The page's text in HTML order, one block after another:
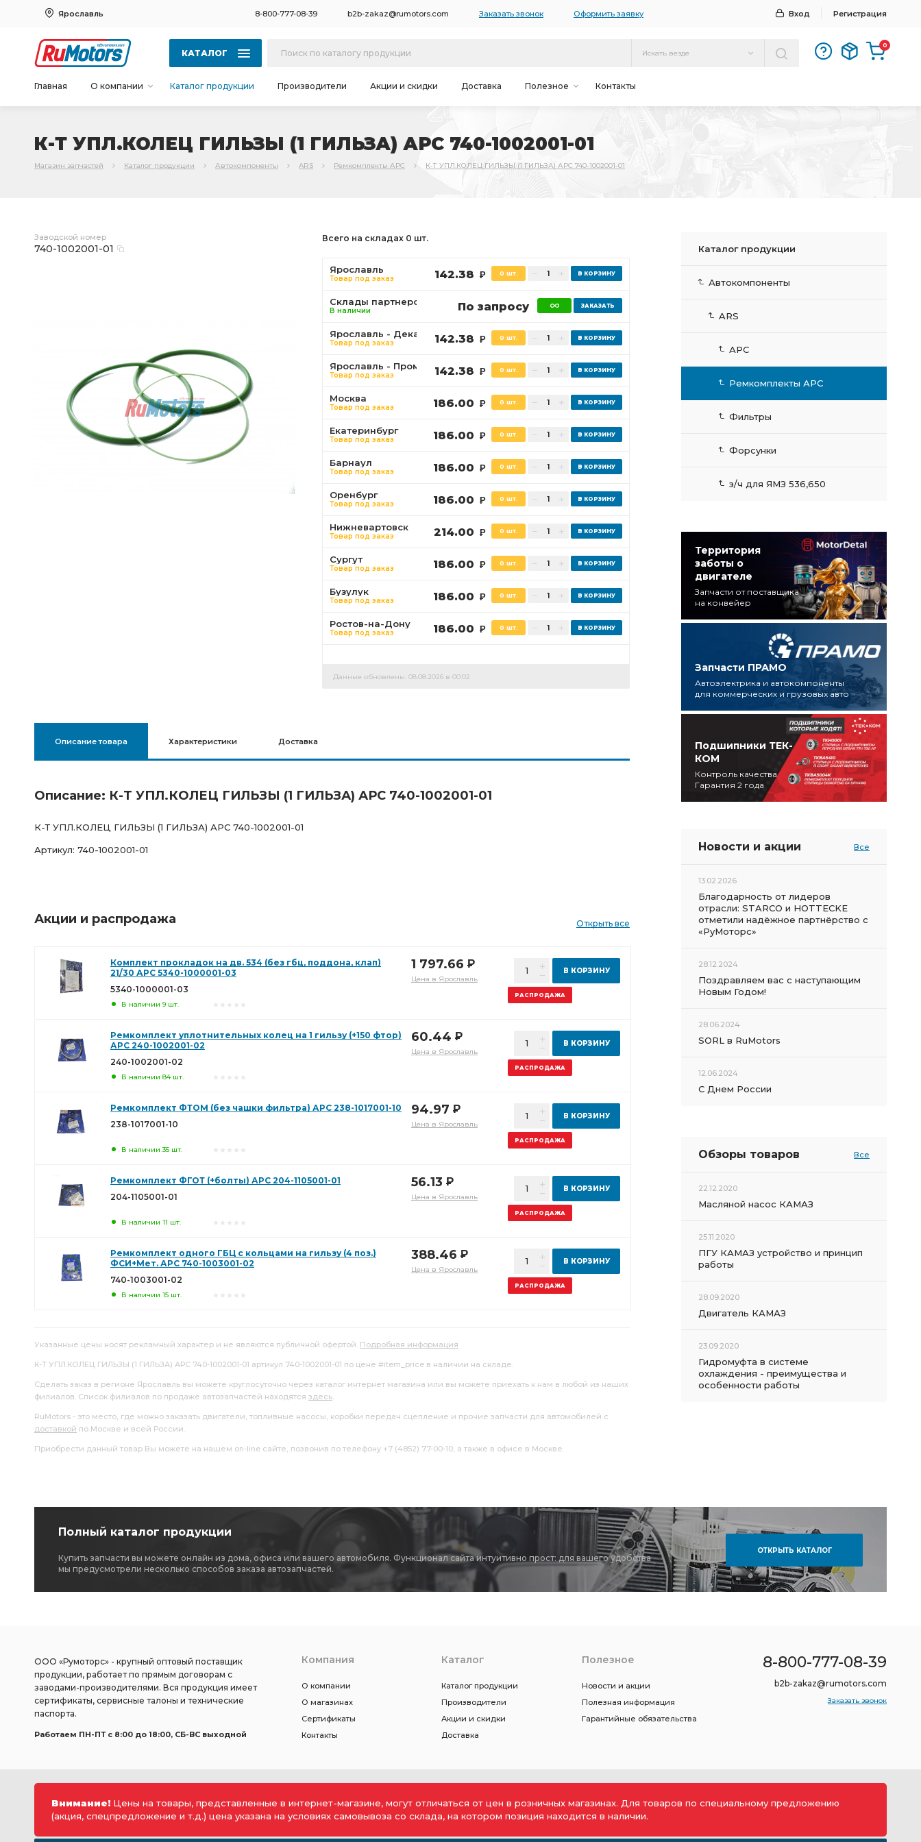
Ярославль 8-800-777-08-39 b2b-zakaz@rumotors.com Заказать звонок Оформить заявку Вход Регистрация
КАТАЛОГ Искать везде
0
Главная О компании Каталог продукции Производители Акции и скидки Доставка Полезное Контакты
К-Т УПЛ.КОЛЕЦ ГИЛЬЗЫ (1 ГИЛЬЗА) АРС 740-1002001-01
Магазин запчастей Каталог продукции Автокомпоненты ARS Ремкомплекты АРС К-Т УПЛ.КОЛЕЦ ГИЛЬЗЫ (1 ГИЛЬЗА) АРС 740-1002001-01
Заводской номер
740-1002001-01
Всего на складах 0 шт.
Ярославль
Товар под заказ 142.38 Р 0 шт.
Склады партнеров
В наличии По запросу
Ярославль - Декабристов
Товар под заказ 142.38 Р 0 шт.
Ярославль - Промышленная
Товар под заказ 142.38 Р 0 шт.
Москва
Товар под заказ 186.00 Р 0 шт.
Екатеринбург
Товар под заказ 186.00 Р 0 шт.
Барнаул
Товар под заказ 186.00 Р 0 шт.
Оренбург
Товар под заказ 186.00 Р 0 шт.
Нижневартовск
Товар под заказ 214.00 Р 0 шт.
Сургут
Товар под заказ 186.00 Р 0 шт.
Бузулук
Товар под заказ 186.00 Р 0 шт.
Ростов-на-Дону
Товар под заказ 186.00 Р 0 шт.
Данные обновлены: 08.08.2026 в 00:02
Описание товара Характеристики Доставка
Описание: К-Т УПЛ.КОЛЕЦ ГИЛЬЗЫ (1 ГИЛЬЗА) АРС 740-1002001-01
К-Т УПЛ.КОЛЕЦ ГИЛЬЗЫ (1 ГИЛЬЗА) АРС 740-1002001-01
Артикул: 740-1002001-01
Акции и распродажа Открыть все
РАСПРОДАЖА
Комплект прокладок на дв. 534 (без гбц, поддона, клап)
21/30 АРС 5340-1000001-03
5340-1000001-03
В наличии 9 шт.
Цена в Ярославль
1 797.66 Р
В КОРЗИНУ
РАСПРОДАЖА
Ремкомплект уплотнительных колец на 1 гильзу (+150 фтор)
АРС 240-1002001-02
240-1002001-02
В наличии 84 шт.
Цена в Ярославль
60.44 Р
В КОРЗИНУ
РАСПРОДАЖА
Ремкомплект ФТОМ (без чашки фильтра) АРС 238-1017001-10
238-1017001-10
В наличии 35 шт.
Цена в Ярославль
94.97 Р
В КОРЗИНУ
РАСПРОДАЖА
Ремкомплект ФГОТ (+болты) АРС 204-1105001-01
204-1105001-01
В наличии 11 шт.
Цена в Ярославль
56.13 Р
В КОРЗИНУ
РАСПРОДАЖА
Ремкомплект одного ГБЦ с кольцами на гильзу (4 поз.)
ФСИ+Мет. АРС 740-1003001-02
740-1003001-02
В наличии 15 шт.
Цена в Ярославль
388.46 Р
В КОРЗИНУ
Указанные цены носят рекламный характер и не являются публичной офертой. Подробная информация
К-Т УПЛ.КОЛЕЦ ГИЛЬЗЫ (1 ГИЛЬЗА) АРС 740-1002001-01 артикул 740-1002001-01 по цене #item_price в наличии на складе.
Сделать заказ в регионе Ярославль вы можете круглосуточно через каталог интернет магазина или вы можете приехать к нам в любой из наших
филиалов. Список филиалов по продаже автозапчастей находятся здесь.
RuMotors - это место, где можно заказать двигатели, топливные насосы, коробки передач сцепление и прочие запчасти для автомобилей с
доставкой по Москве и всей России.
Приобрести данный товар Вы можете на нашем on-line сайте, позвонив по телефону +7 (4852) 77-00-10, а также в офисе в Москве.
Каталог продукции
Автокомпоненты
ARS
АРС
Ремкомплекты АРС
Фильтры
Форсунки
з/ч для ЯМЗ 536,650
Территория
заботы о
двигателе
Запчасти от поставщика
на конвейер
Запчасти ПРАМО
Автоэлектрика и автокомпоненты
для коммерческих и грузовых авто
Подшипники ТЕК-
КОМ
Контроль качества
Гарантия 2 года
Новости и акции Все
13.02.2026
Благодарность от лидеров
отрасли: STARCO и HOTTECKE
отметили надёжное партнёрство с
«РуМоторс»
28.12.2024
Поздравляем вас с наступающим
Новым Годом!
28.06.2024
SORL в RuMotors
12.06.2024
С Днем России
Обзоры товаров Все
22.12.2020
Масляной насос КАМАЗ
25.11.2020
ПГУ КАМАЗ устройство и принцип
работы
28.09.2020
Двигатель КАМАЗ
23.09.2020
Гидромуфта в системе
охлаждения - преимущества и
особенности работы
Полный каталог продукции
Купить запчасти вы можете онлайн из дома, офиса или вашего автомобиля. Функционал сайта интуитивно прост: для вашего удобства
мы предусмотрели несколько способов заказа автозапчастей.
ОТКРЫТЬ КАТАЛОГ
ООО «Румоторс» - крупный оптовый поставщик
продукции, работает по прямым договорам с
заводами-производителями. Вся продукция имеет
сертификаты, сервисные талоны и технические
паспорта.
Работаем ПН-ПТ c 8:00 до 18:00, СБ-ВС выходной
Компания
О компании
О магазинах
Сертификаты
Контакты
Каталог
Каталог продукции
Производители
Акции и скидки
Доставка
Полезное
Новости и акции
Полезная информация
Гарантийные обязательства
8-800-777-08-39
b2b-zakaz@rumotors.com
Заказать звонок
Внимание! Цены на товары, представленные в интернет-магазине, могут отличаться от цен в розничных магазинах. Для товаров по специальному предложению
(акция, спецпредложение и т.д.) цена указана на условиях самовывоза со склада, на котором позиция находится в наличии.